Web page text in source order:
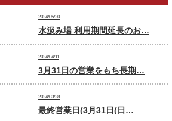
2024/05/20
水汲み場 利用期間延長のお…
2024/04/11
3月31日の営業をもち長期…
2024/03/28
最終営業日(3月31日(日…